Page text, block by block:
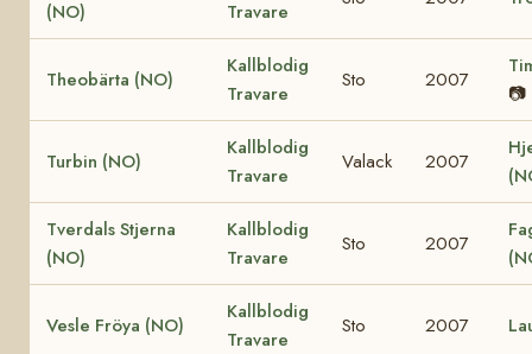
(NO)
Travare
Theobärta (NO)
Kallblodig
Travare
Sto 2007
📷
Turbin (NO)
Kallblodig
Travare
Valack 2007
Tverdals Stjerna
(NO)
Kallblodig
Travare
Sto 2007
Vesle Fröya (NO)
Kallblodig
Travare
Sto 2007